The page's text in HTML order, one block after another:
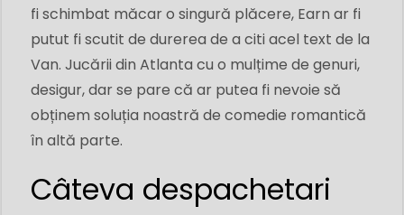
fi schimbat măcar o singură plăcere, Earn ar fi
putut fi scutit de durerea de a citi acel text de la
Van. Jucării din Atlanta cu o mulțime de genuri,
desigur, dar se pare că ar putea fi nevoie să
obținem soluția noastră de comedie romantică
în altă parte.
Câteva despachetari